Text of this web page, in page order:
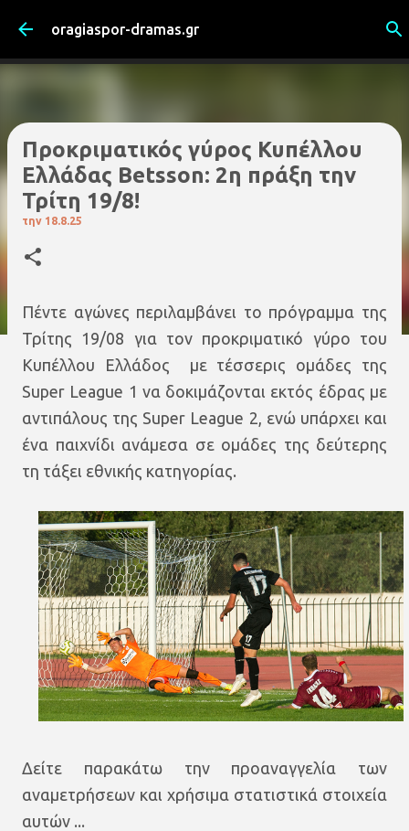
Μετάβαση στο κύριο περιεχόμενο
oragiaspor-dramas.gr
Προκριματικός γύρος Κυπέλλου
Ελλάδας Betsson: 2η πράξη την
Τρίτη 19/8!
την 18.8.25
Πέντε αγώνες περιλαμβάνει το πρόγραμμα της
Τρίτης 19/08 για τον προκριματικό γύρο του
Κυπέλλου Ελλάδος με τέσσερις ομάδες της
Super League 1 να δοκιμάζονται εκτός έδρας με
αντιπάλους της Super League 2, ενώ υπάρχει και
ένα παιχνίδι ανάμεσα σε ομάδες της δεύτερης
τη τάξει εθνικής κατηγορίας.
Δείτε παρακάτω την προαναγγελία των
αναμετρήσεων και χρήσιμα στατιστικά στοιχεία
αυτών ...